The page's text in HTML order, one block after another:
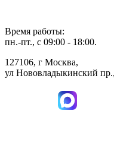
Время работы:
пн.-пт., с 09:00 - 18:00.
127106, г Москва,
ул Нововладыкинский